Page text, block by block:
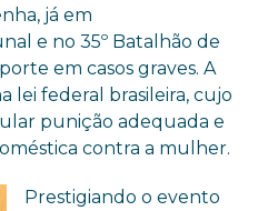
já em
e no 35º Batalhão de
em casos graves. A
lei federal brasileira, cujo
punição adequada e
contra a mulher.
Prestigiando o evento